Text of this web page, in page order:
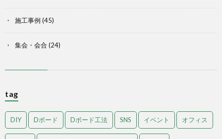
施工事例 (45)
集会・会合(24)
tag
DIY Dボード Dボード工法 SNS イベント オフィス